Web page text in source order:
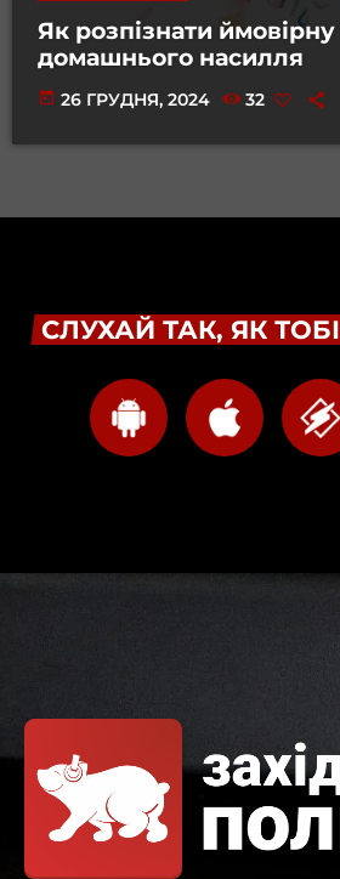
Як розпізнати
домашнього насилля
today 26 ГРУДНЯ, 2024 32
СЛУХАЙ ТАК, ЯК